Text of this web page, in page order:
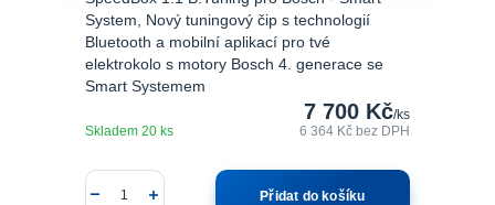
System, Nový tuningový čip s technologií
Bluetooth a mobilní aplikací pro tvé
elektrokolo s motory Bosch 4. generace se
Smart Systemem
7 700 Kč/ks
6 364 Kč bez DPH
Skladem 20 ks
Přidat do košíku